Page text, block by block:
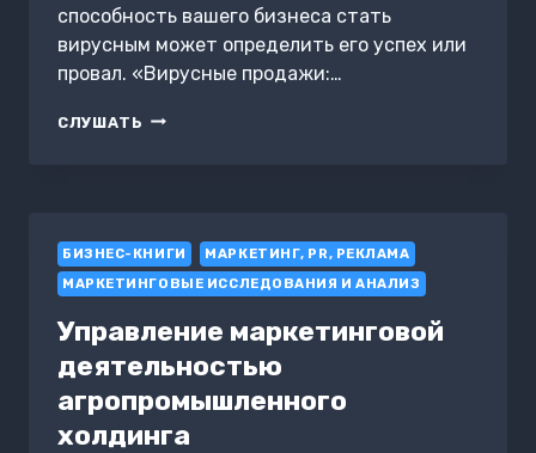
способность вашего бизнеса стать
вирусным может определить его успех или
провал. «Вирусные продажи:…
СЛУШАТЬ ВИРУСНЫЕ
В
ИНТЕРНЕТЕ
БИЗНЕС-КНИГИ
МАРКЕТИНГ, PR, РЕКЛАМА
МАРКЕТИНГОВЫЕ ИССЛЕДОВАНИЯ И АНАЛИЗ
Управление маркетинговой
деятельностью
агропромышленного
холдинга